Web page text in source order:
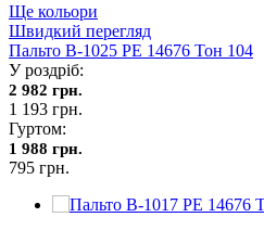
Ще кольори
Швидкий перегляд
Пальто В-1025 PE 14676 Тон 104
У роздріб:
2 982 грн.
1 193 грн.
Гуртом:
1 988 грн.
795 грн.